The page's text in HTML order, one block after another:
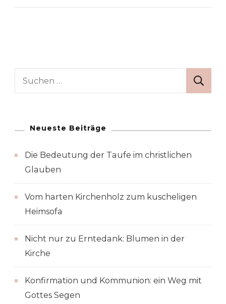
Suche
Neueste Beiträge
Die Bedeutung der Taufe im christlichen
Glauben
Vom harten Kirchenholz zum kuscheligen
Heimsofa
Nicht nur zu Erntedank: Blumen in der
Kirche
Konfirmation und Kommunion: ein Weg mit
Gottes Segen